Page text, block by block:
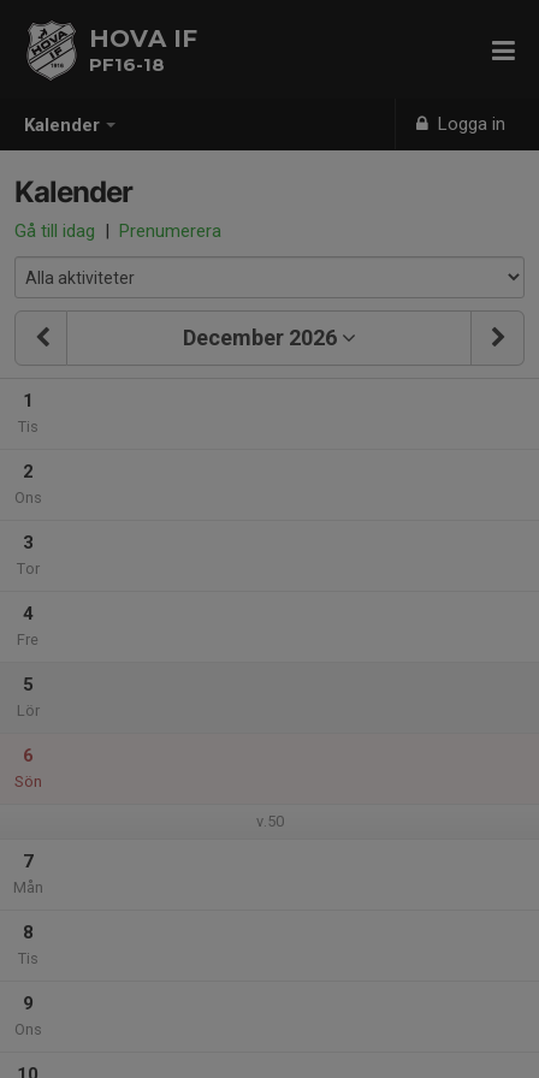
Kalender Logga in
HOVA IF
PF16-18
Kalender
Gå till idag | Prenumerera
December 2026
1
Tis
2
Ons
3
Tor
4
Fre
5
Lör
6
Sön
v.50
7
Mån
8
Tis
9
Ons